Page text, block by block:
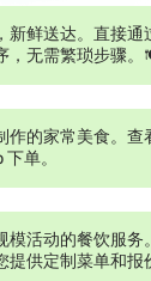
新鲜送达。直接通
，无需繁琐步骤
作的家常美食。查
单。
模活动的餐饮服务
提供定制菜单和报